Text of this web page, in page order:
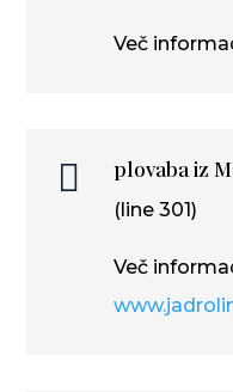
Več
 plovaba iz
(line 301)
Več